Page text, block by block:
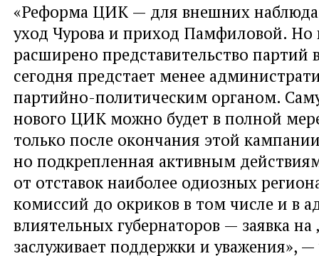
«Реформа ЦИК — для внешних
уход Чурова и приход Памфиловой. Но
расширено представительство
сегодня предстает менее
партийно-политическим органом.
нового ЦИК можно будет в полной
только после окончания этой
но подкрепленная активным
от отставок наиболее одиозных
комиссий до окриков в том числе и в
влиятельных губернаторов — заявка
заслуживает поддержки и уважения»,